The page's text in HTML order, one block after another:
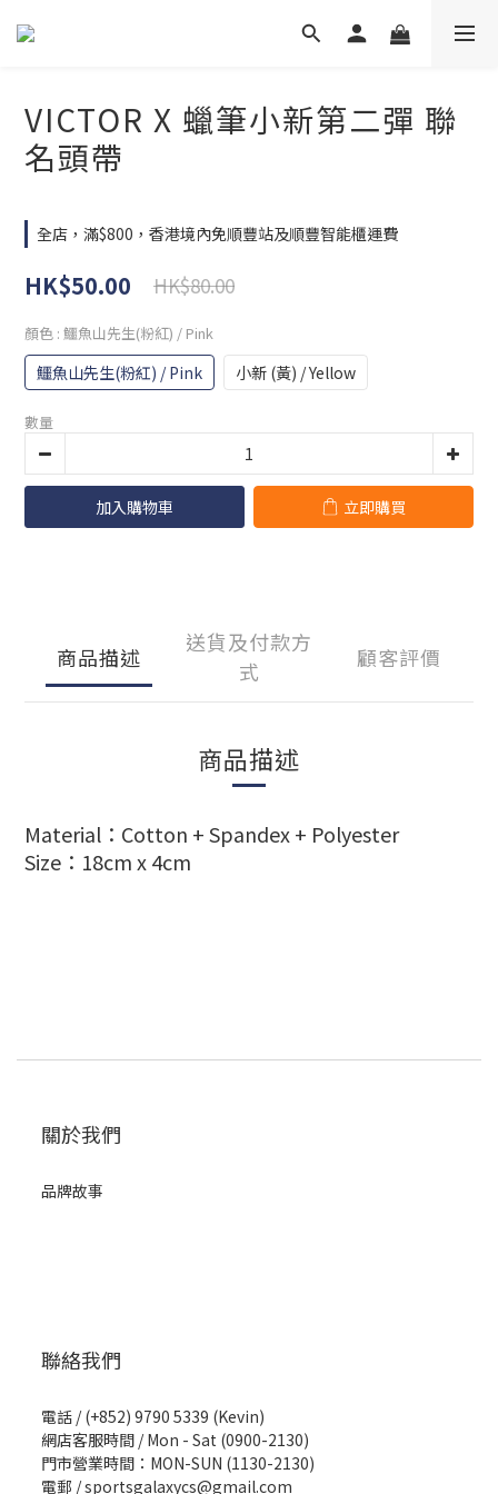
VICTOR X 蠟筆小新第二彈 聯
名頭帶
全店，滿$800，香港境內免順豐站及順豐智能櫃運費
HK$50.00 HK$80.00
顏色 : 鱷魚山先生(粉紅) / Pink
鱷魚山先生(粉紅) / Pink 小新 (黃) / Yellow
數量
加入購物車 立即購買
商品描述
送貨及付款方
式
顧客評價
商品描述
Material： Cotton + Spandex + Polyester
Size： 18cm x 4cm
關於我們
品牌故事
聯絡我們
電話 / (+852) 9790 5339 (Kevin)
網店客服時間 / Mon - Sat (0900-2130)
門市營業時間：MON-SUN (1130-2130)
電郵 / sportsgalaxycs@gmail.com